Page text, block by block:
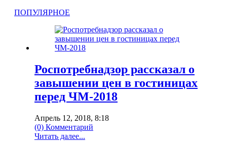
ПОПУЛЯРНОЕ
Роспотребнадзор рассказал о
завышении цен в гостиницах
перед ЧМ-2018
Апрель 12, 2018, 8:18
(0) Комментарий
Читать далее...